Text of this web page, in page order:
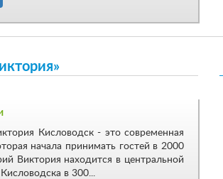
Кисловодск - это современная
начала принимать гостей в 2000
Виктория находится в центральной
в 300...